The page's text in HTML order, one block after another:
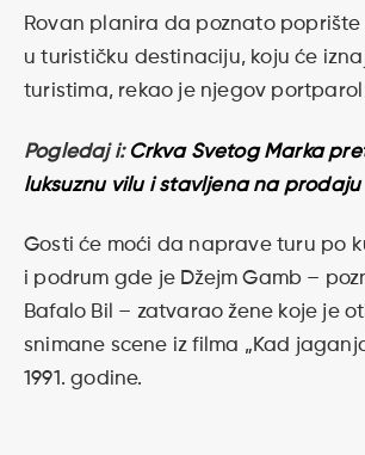
Rovan planira da poznato
u turističku destinaciju, koju će
turistima, rekao je njegov portparol
Pogledaj i:Crkva Svetog Marka
luksuznu vilu i stavljena na prodaju
Gosti će moći da naprave turu po
i podrum gde je Džejm Gamb –
Bafalo Bil – zatvarao žene koje je
snimane scene iz filma „Kad
1991. godine.